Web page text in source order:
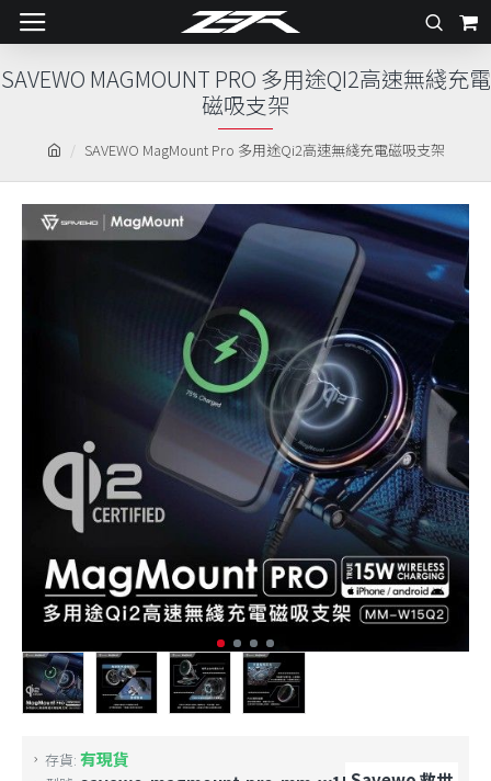
SAVEWO MagMount Pro 多用途Qi2高速無綫充電磁吸支架
SAVEWO MAGMOUNT PRO 多用途QI2高速無綫充電
磁吸支架
存貨: 有現貨